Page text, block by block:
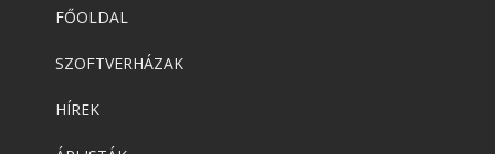
FŐOLDAL
SZOFTVERHÁZAK
HÍREK